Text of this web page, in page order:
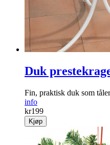
Duk
Fin, praktisk duk som
info
kr199
Kjøp